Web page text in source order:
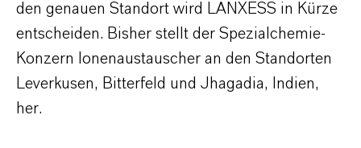
den genauen Standort wird LANXESS in Kürze
entscheiden. Bisher stellt der Spezialchemie-
Konzern Ionenaustauscher an den Standorten
Leverkusen, Bitterfeld und Jhagadia, Indien,
her.